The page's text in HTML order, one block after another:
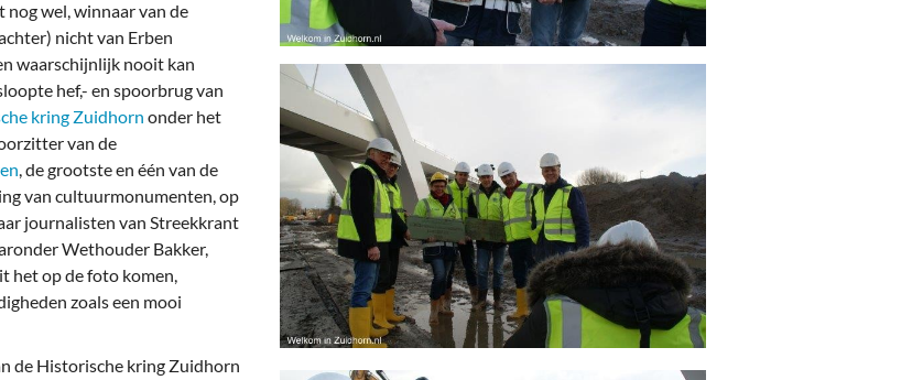
On-line bestellen in Zuidhorn
Financiën, Makelaars & Hypotheken
Diensten, Gemak & Zakelijk
(Ver) Bouw & Onderhoud
Bedrijventerreinen
Bedrijven in de Regio Zuidhorn
Bedrijven van Vroeger
nog wel, winnaar van de
nicht van Erben
waarschijnlijk nooit kan
hef,- en spoorbrug van
kring Zuidhorn onder het
van de
, de grootste en één van de
van cultuurmonumenten, op
journalisten van Streekkrant
Wethouder Bakker,
het op de foto komen,
zoals een mooi
de Historische kring Zuidhorn